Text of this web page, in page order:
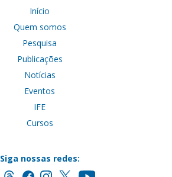
Início
Quem somos
Pesquisa
Publicações
Notícias
Eventos
IFE
Cursos
Siga nossas redes: